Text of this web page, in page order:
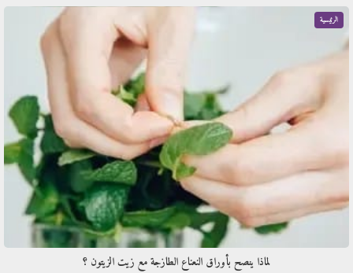
الرئيسية
لماذا ينصح بأوراق النعناع الطازجة مع زيت الزيتون ؟